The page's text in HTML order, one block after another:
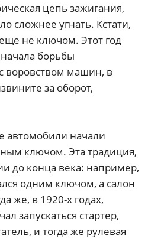
цепь зажигания,
сложнее угнать. Кстати,
не ключом. Этот год
борьбы
воровством машин, в
за оборот,
автомобили начали
ключом. Эта традиция,
до конца века: например,
одним ключом, а салон
же, в 1920-х годах,
запускаться стартер,
и тогда же рулевая